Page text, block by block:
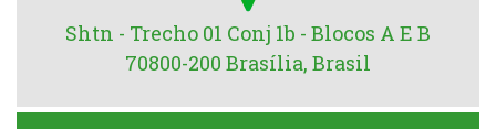
Shtn - Trecho 01 Conj 1b - Blocos A E B
70800-200 Brasília, Brasil